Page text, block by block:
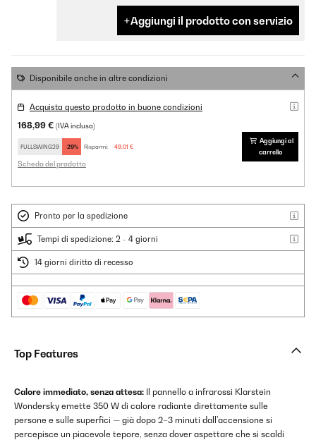
Aggiungi il prodotto con servizio
Disponibile anche in altre condizioni
Acquista questo prodotto in buone condizioni
168,99 € (IVA inclusa)
FULLSWING29 -29% Risparmi: 49,01 €
Scheda del prodotto
Aggiungi al
carrello
Pronto per la spedizione
Tempi di spedizione: 2 - 4 giorni
14 giorni diritto di recesso
Top Features
Calore immediato, senza attesa: Il pannello a infrarossi Klarstein
Wondersky emette 350 W di calore radiante direttamente sulle
persone e sulle superfici — già dopo 2–3 minuti dall'accensione si
percepisce un piacevole tepore, senza dover aspettare che si scaldi